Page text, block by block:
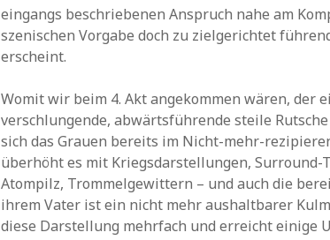
eingangs beschriebenen Anspruch nahe am
szenischen Vorgabe doch zu zielgerichtet
erscheint.
Womit wir beim 4. Akt angekommen wären, der
verschlungende, abwärtsführende steile
sich das Grauen bereits im Nicht-mehr-
überhöht es mit Kriegsdarstellungen, Surround-
Atompilz, Trommelgewittern – und auch die
ihrem Vater ist ein nicht mehr aushaltbarer
diese Darstellung mehrfach und erreicht einige